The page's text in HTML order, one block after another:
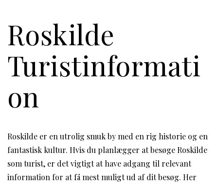
Roskilde
Turistinformati
on
Roskilde er en utrolig smuk by med en rig historie og en
fantastisk kultur. Hvis du planlægger at besøge Roskilde
som turist, er det vigtigt at have adgang til relevant
information for at få mest muligt ud af dit besøg. Her